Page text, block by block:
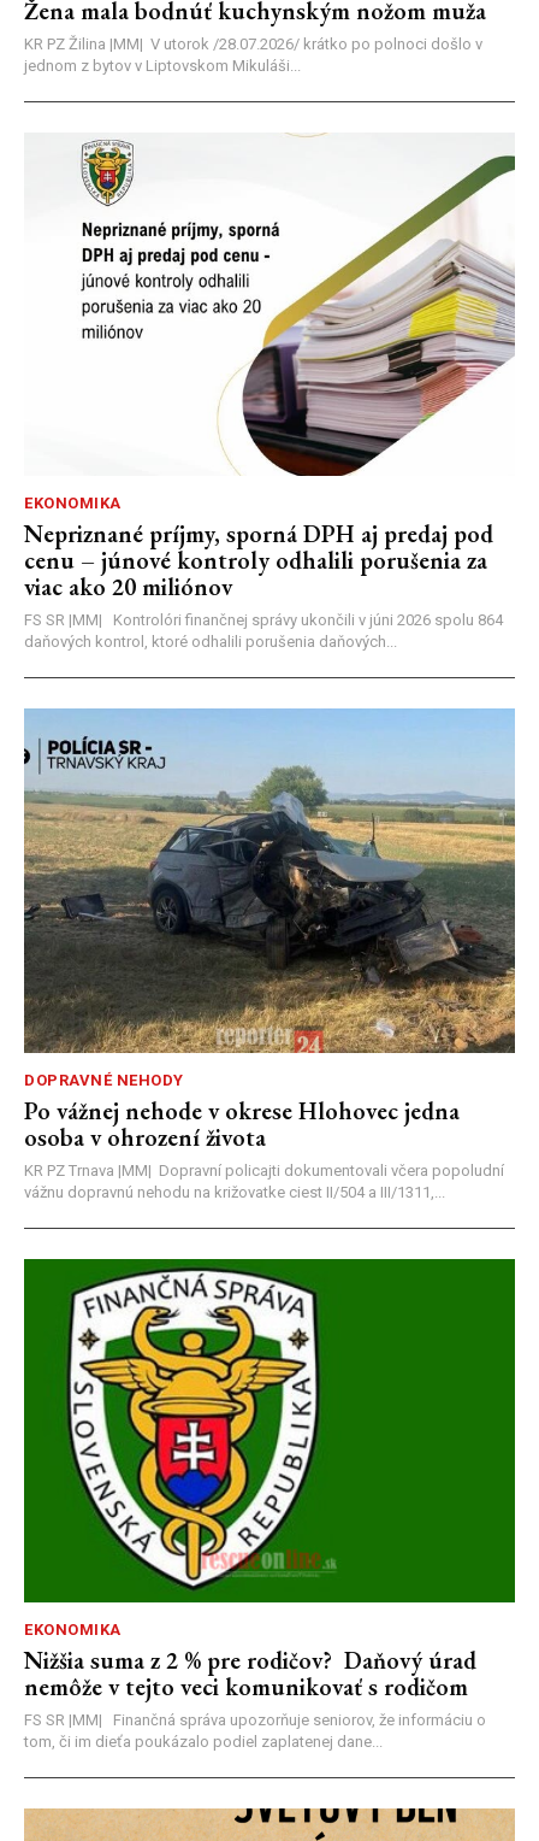
Žena mala bodnúť kuchynským nožom muža
KR PZ Žilina |MM| V utorok /28.07.2026/ krátko po polnoci došlo v
jednom z bytov v Liptovskom Mikuláši...
EKONOMIKA
Nepriznané príjmy, sporná DPH aj predaj pod
cenu – júnové kontroly odhalili porušenia za
viac ako 20 miliónov
FS SR |MM| Kontrolóri finančnej správy ukončili v júni 2026 spolu 864
daňových kontrol, ktoré odhalili porušenia daňových...
DOPRAVNÉ NEHODY
Po vážnej nehode v okrese Hlohovec jedna
osoba v ohrození života
KR PZ Trnava |MM| Dopravní policajti dokumentovali včera popoludní
vážnu dopravnú nehodu na križovatke ciest II/504 a III/1311,...
EKONOMIKA
Nižšia suma z 2 % pre rodičov? Daňový úrad
nemôže v tejto veci komunikovať s rodičom
FS SR |MM| Finančná správa upozorňuje seniorov, že informáciu o
tom, či im dieťa poukázalo podiel zaplatenej dane...